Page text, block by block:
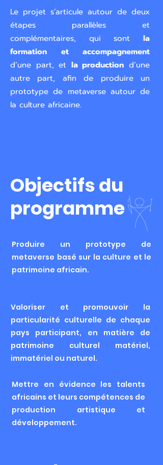
Le projet s’articule autour de deux
étapes parallèles et
complémentaires, qui sont la
formation
et accompagnement
d’une part, et la production d’une
autre part, afin de produire un
prototype de metaverse autour de
la culture africaine.
Objectifs du
programme
Produire un prototype de
metaverse basé sur la culture et le
patrimoine africain.
Valoriser et promouvoir la
particularité culturelle de chaque
pays participant, en matière de
patrimoine culturel matériel,
immatériel ou naturel.
Mettre en évidence les talents
africains et leurs compétences de
production artistique et
développement.